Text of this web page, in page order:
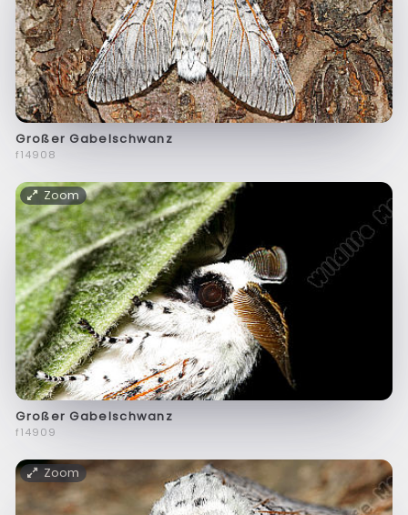
Großer Gabelschwanz
f14908
Zoom
Großer Gabelschwanz
f14909
Zoom